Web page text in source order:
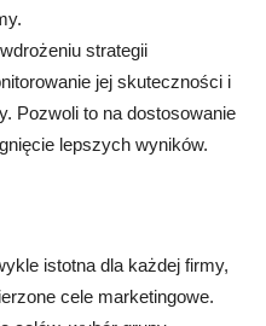
strategii
jej skuteczności i
Pozwoli to na dostosowanie
lepszych wyników.
istotna dla każdej firmy,
cele marketingowe.